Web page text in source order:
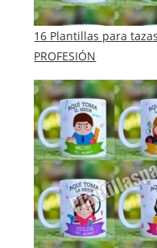
16 Plantillas para
PROFESIÓN